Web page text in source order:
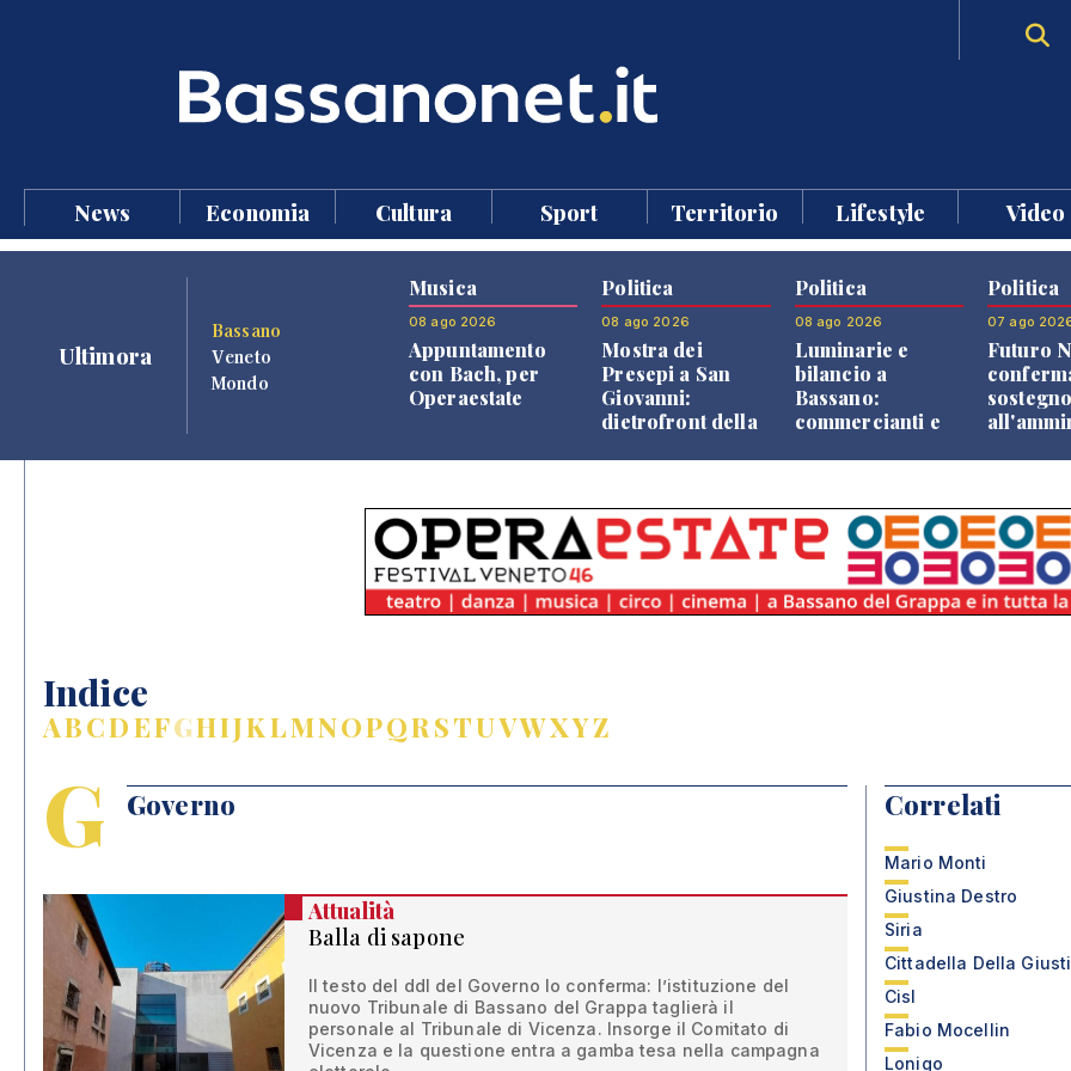
News Economia Cultura Sport Territorio Lifestyle Video
Ultimora
Bassano
Veneto
Mondo
Musica
08 ago 2026
Appuntamento
con Bach, per
Operaestate
Politica
08 ago 2026
Mostra dei
Presepi a San
Giovanni:
dietrofront della
Politica
08 ago 2026
Luminarie e
bilancio a
Bassano:
commercianti e
Politica
07 ago
Futuro
Indice
ABCDEFGHIJKLMNOPQRSTUVWXYZ
G Governo
Attualità
Balla di sapone
Il testo del ddl del Governo lo conferma: l’istituzione del
nuovo Tribunale di Bassano del Grappa taglierà il
personale al Tribunale di Vicenza. Insorge il Comitato di
Vicenza e la questione entra a gamba tesa nella campagna
Correlati
Mario Monti
Giustina Destro
Siria
Cittadella Della
Cisl
Fabio Mocellin
Lonigo